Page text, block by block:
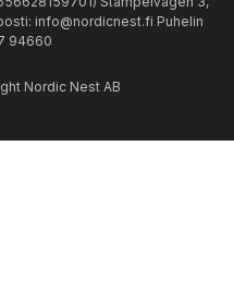
info@nordicnest.fi Puhelin
94660
Nordic Nest AB